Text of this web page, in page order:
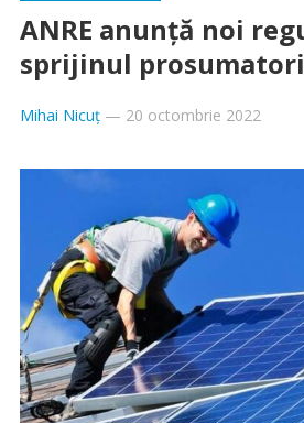
ANRE anunță noi
sprijinul
Mihai Nicuț— 20 octombrie 2022